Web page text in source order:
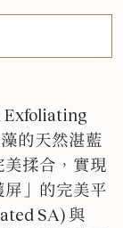
Exfoliating
的天然湛藍
揉合， 實現
」的完美平
SA) 與